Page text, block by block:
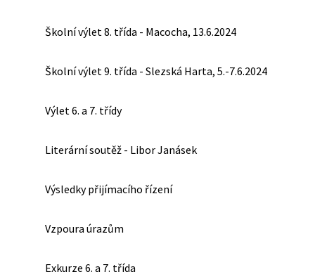
Školní výlet 8. třída - Macocha, 13.6.2024
Školní výlet 9. třída - Slezská Harta, 5.-7.6.2024
Výlet 6. a 7. třídy
Literární soutěž - Libor Janásek
Výsledky přijímacího řízení
Vzpoura úrazům
Exkurze 6. a 7. třída